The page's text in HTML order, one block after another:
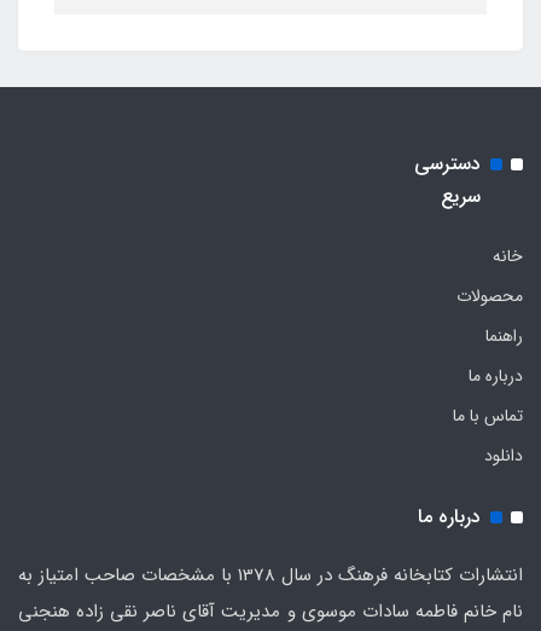
دسترسی
سریع
خانه
محصولات
راهنما
درباره ما
تماس با ما
دانلود
درباره ما
انتشارات کتابخانه فرهنگ در سال 1378 با مشخصات صاحب امتیاز به
نام خانم فاطمه سادات موسوی و مدیریت آقای ناصر نقی زاده هنجنی